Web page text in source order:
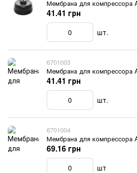
Мембрана для компрессора
41.41 грн
шт.
6701003
Мембрана для компрессора
41.41 грн
шт.
6701004
Мембрана для компрессора
69.16 грн
шт